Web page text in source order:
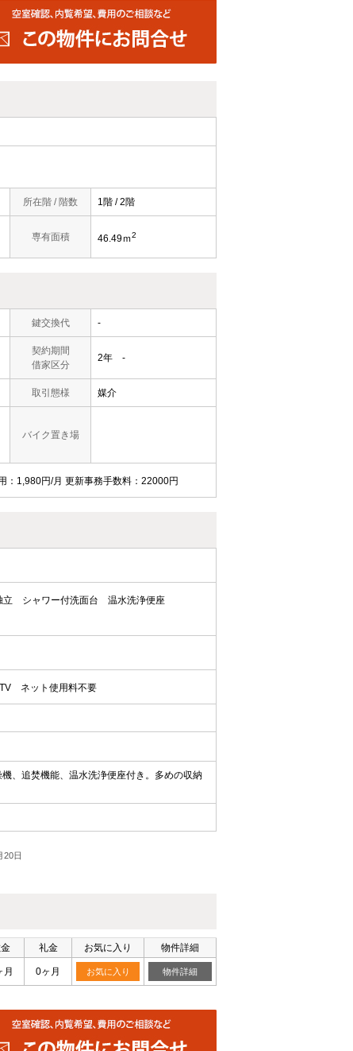
所在階 / 階数 1階 / 2階
専有面積 46.49ｍ2
鍵交換代 -
契約期間
借家区分
2年 -
取引態様 媒介
バイク置き場
：1,980円/月 更新事務手数料：22000円
立 シャワー付洗面台
温水洗浄便座
ネット使用料不要
、追焚機能、温水洗浄便座付き。多めの収納
20日
礼金 お気に入り 物件詳細
月 0ヶ月 お気に入り 物件詳細